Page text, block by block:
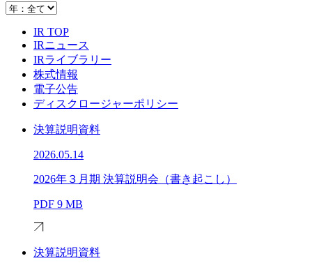
IR TOP
IRニュース
IRライブラリー
株式情報
電子公告
ディスクロージャーポリシー
決算説明資料
2026.05.14
2026年３月期 決算説明会（書き起こし）
PDF 9 MB
決算説明資料